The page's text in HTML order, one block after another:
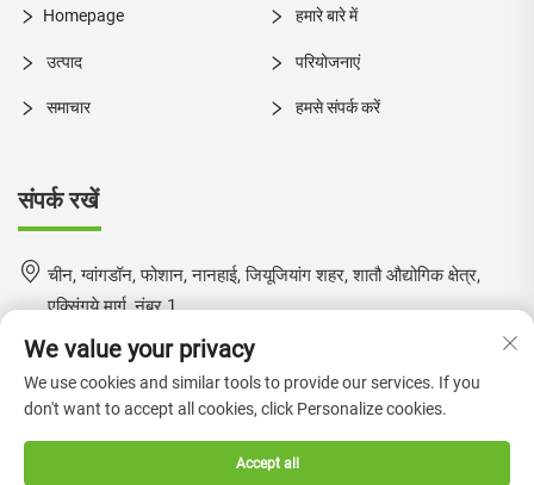
Homepage हमारे बारे में
उत्पाद परियोजनाएं
समाचार हमसे संपर्क करें
संपर्क रखें
चीन, ग्वांगडॉन, फोशान, नानहाई, जियूजियांग शहर, शातौ औद्योगिक क्षेत्र,
एक्सिंगये मार्ग, नंबर 1
+86-18924550960
[email protected]
We value your privacy
We use cookies and similar tools to provide our services. If you
don't want to accept all cookies, click Personalize cookies.
Accept all